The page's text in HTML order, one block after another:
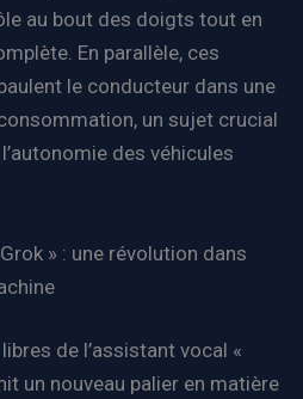
au bout des doigts tout en
En parallèle, ces
le conducteur dans une
un sujet crucial
des véhicules
» : une révolution dans
de l’assistant vocal «
un nouveau palier en matière